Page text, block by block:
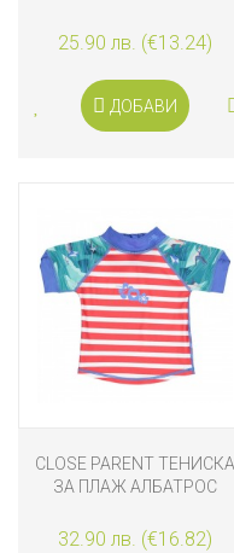
25.90 лв. (€13.24)
ДОБАВИ
CLOSE PARENT ТЕНИСКА
ЗА ПЛАЖ АЛБАТРОС
32.90 лв. (€16.82)